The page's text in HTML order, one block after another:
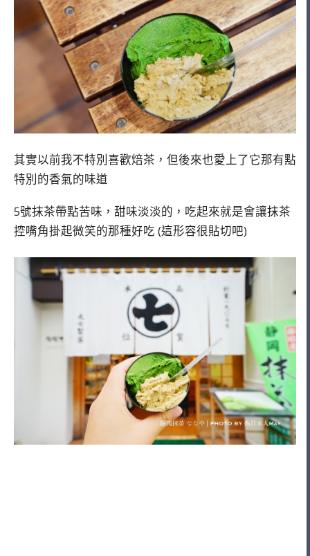
其實以前我不特別喜歡焙茶，但後來也愛上了它那有點
特別的香氣的味道
5號抹茶帶點苦味，甜味淡淡的，吃起來就是會讓抹茶
控嘴角掛起微笑的那種好吃 (這形容很貼切吧)